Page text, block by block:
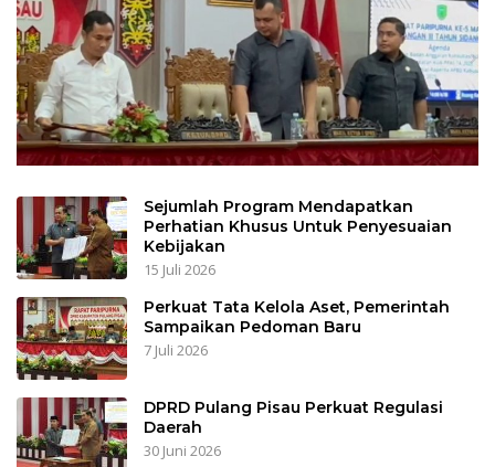
Sejumlah Program Mendapatkan
Perhatian Khusus Untuk Penyesuaian
Kebijakan
15 Juli 2026
Perkuat Tata Kelola Aset, Pemerintah
Sampaikan Pedoman Baru
7 Juli 2026
DPRD Pulang Pisau Perkuat Regulasi
Daerah
30 Juni 2026